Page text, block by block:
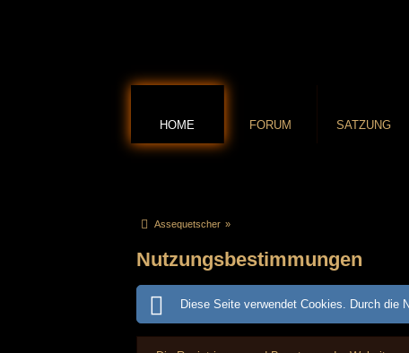
HOME FORUM SATZUNG
Assequetscher »
Nutzungsbestimmungen
Diese Seite verwendet Cookies. Durch